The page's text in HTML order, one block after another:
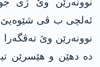
نوونەرێن وێ ژی
ئەلچی ب ڤی شێوەیێ
نوونەرێن وێ تەڤگەرا
دە دهێن و هێسرێن